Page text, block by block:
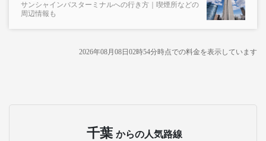
サンシャインバスターミナルへの行き方｜喫煙所などの
周辺情報も
2026年08月08日02時54分時点での料金を表示しています
千葉 からの人気路線